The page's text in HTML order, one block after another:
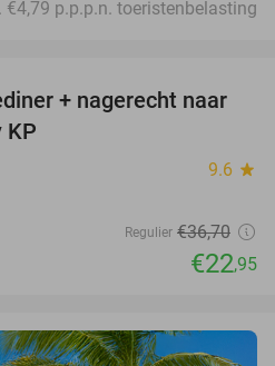
€4,79 p.p.p.n. toeristenbelasting
37%
+ nagerecht naar
KP
9.6 star
Regulier €36,70
€22,95